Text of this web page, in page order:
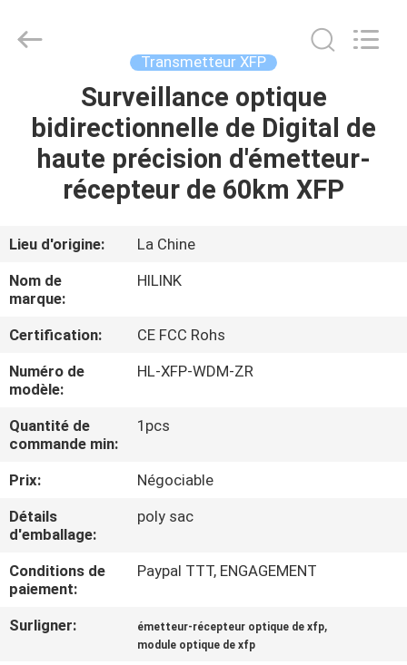
MAISON
À
PROPOS
DE
NOUS
VISITE
DE
L'USINE
CONTRÔLE
DE
LA
QUALITÉ
HiLink
Technology
Transmetteur XFP
Surveillance optique
bidirectionnelle de Digital de
haute précision d'émetteur-
récepteur de 60km XFP
Lieu d'origine:
La Chine
Nom de
marque:
HILINK
Certification:
CE FCC Rohs
Numéro de
modèle:
HL-XFP-WDM-ZR
Quantité de
commande min:
1pcs
Prix:
Négociable
Détails
d'emballage:
poly sac
Conditions de
paiement:
Paypal TTT, ENGAGEMENT
Surligner: émetteur-récepteur optique de xfp,
module optique de xfp